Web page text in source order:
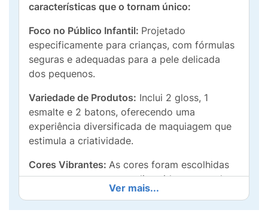
características que o tornam único:
Foco no Público Infantil: Projetado
especificamente para crianças, com fórmulas
seguras e adequadas para a pele delicada
dos pequenos.
Variedade de Produtos: Inclui 2 gloss, 1
esmalte e 2 batons, oferecendo uma
experiência diversificada de maquiagem que
estimula a criatividade.
Cores Vibrantes: As cores foram escolhidas
para serem atraentes e divertidas, tornando a
aplicação da maquiagem uma atividade
emocionante.
Ver mais...